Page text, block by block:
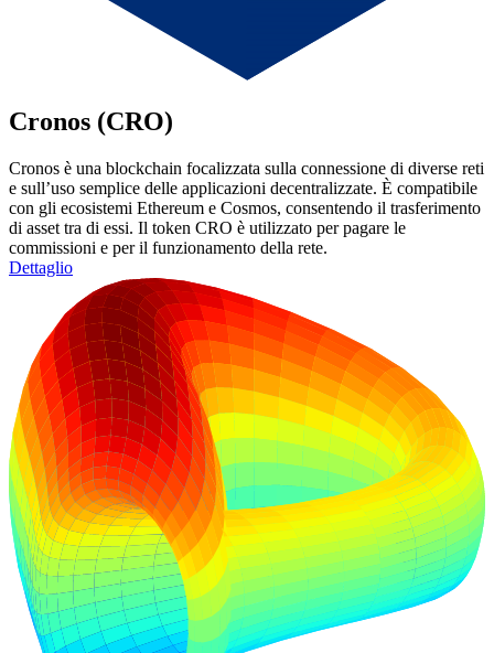
Cronos (CRO)
Cronos è una blockchain focalizzata sulla connessione di diverse reti
e sull’uso semplice delle applicazioni decentralizzate. È compatibile
con gli ecosistemi Ethereum e Cosmos, consentendo il trasferimento
di asset tra di essi. Il token CRO è utilizzato per pagare le
commissioni e per il funzionamento della rete.
Dettaglio